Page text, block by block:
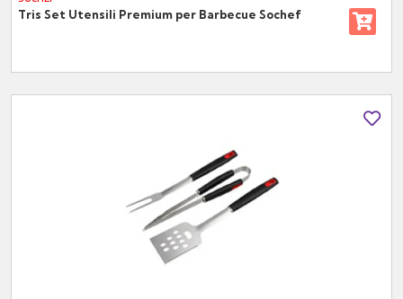
Tris Set Utensili Premium per Barbecue Sochef